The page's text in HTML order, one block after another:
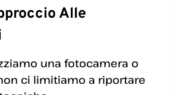
Alle
una fotocamera o
ci limitiamo a riportare